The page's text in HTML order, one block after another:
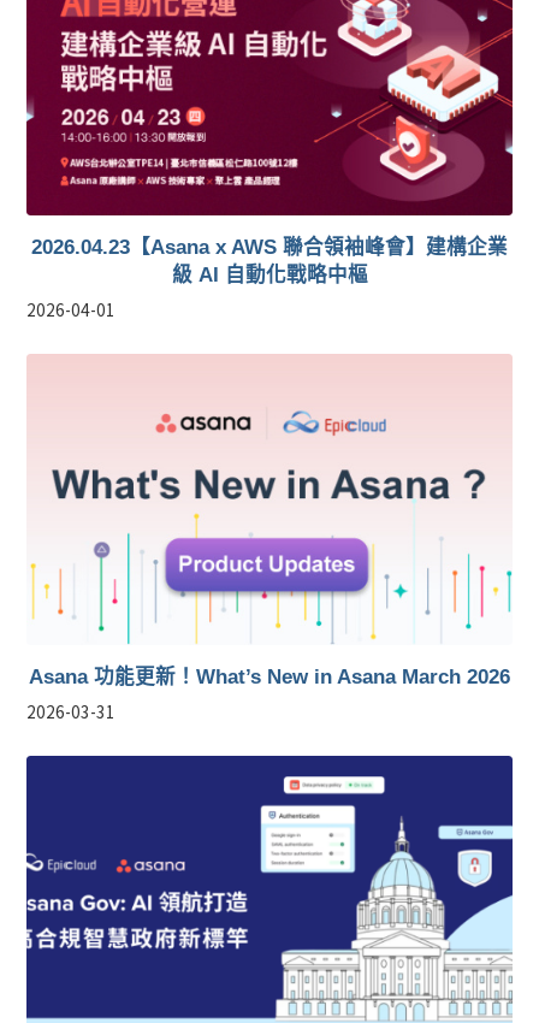
2026.04.23【Asana x AWS 聯合領袖峰會】建構企業
級 AI 自動化戰略中樞
2026-04-01
Asana 功能更新！What’s New in Asana March 2026
2026-03-31